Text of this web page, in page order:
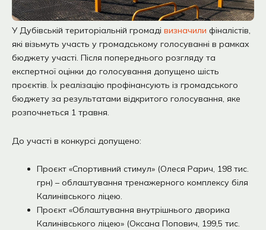
У Дубівській територіальній громаді визначили фіналістів,
які візьмуть участь у громадському голосуванні в рамках
бюджету участі. Після попереднього розгляду та
експертної оцінки до голосування допущено шість
проєктів. Їх реалізацію профінансують із громадського
бюджету за результатами відкритого голосування, яке
розпочнеться 1 травня.
До участі в конкурсі допущено:
Проєкт «Спортивний стимул» (Олеся Рарич, 198 тис.
грн) – облаштування тренажерного комплексу біля
Калинівського ліцею.
Проєкт «Облаштування внутрішнього дворика
Калинівського ліцею» (Оксана Попович, 199,5 тис.